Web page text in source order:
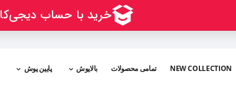
NEW COLLECTION تمامی محصولات بالاپوش پایین پوش